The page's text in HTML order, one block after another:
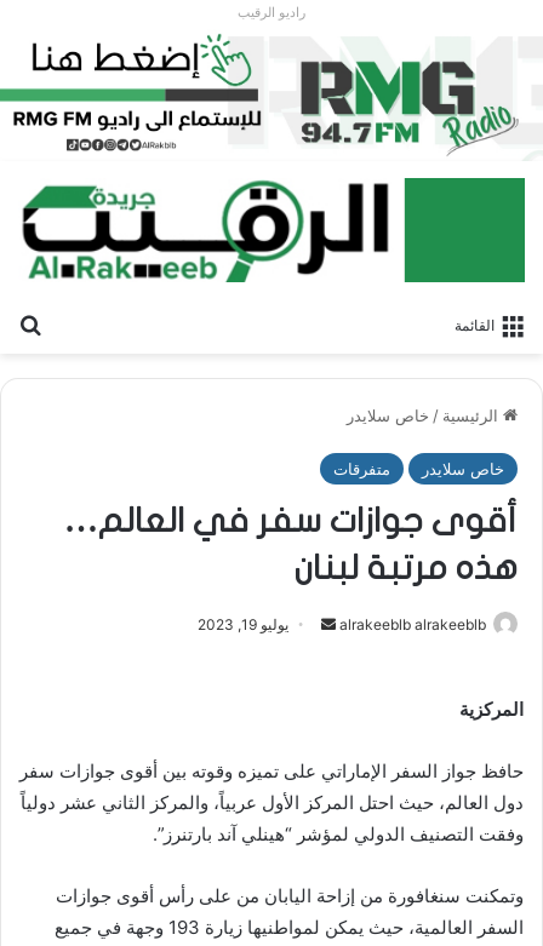
راديو الرقيب
القائمة
الرئيسية / خاص سلايدر
خاص سلايدر متفرقات
أقوى جوازات سفر في العالم…
هذه مرتبة لبنان
alrakeeblb alrakeeblb
ر
ي
د
ل
يوليو 19, 2023
المركزية
حافظ جواز السفر الإماراتي على تميزه وقوته بين أقوى جوازات سفر
دول العالم، حيث احتل المركز الأول عربياً، والمركز الثاني عشر دولياً
وفقت التصنيف الدولي لمؤشر “هينلي آند بارتنرز”.
وتمكنت سنغافورة من إزاحة اليابان من على رأس أقوى جوازات
السفر العالمية، حيث يمكن لمواطنيها زيارة 193 وجهة في جميع